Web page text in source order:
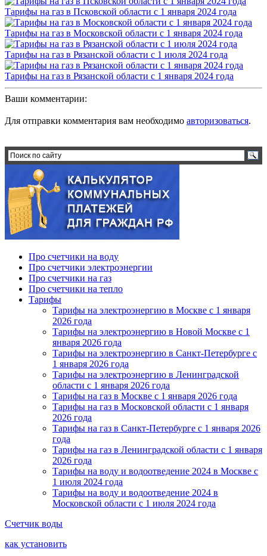
Тарифы на газ в Псковской области с 1 января 2024 года
Тарифы на газ в Московской области с 1 января 2024 года
Тарифы на газ в Рязанской области с 1 июля 2024 года
Тарифы на газ в Рязанской области с 1 января 2024 года
Ваши комментарии:
Для отправки комментария вам необходимо авторизоваться.
Про счетчики на воду
Про счетчики электроэнергии
Про счетчики на газ
Про счетчики на тепло
Тарифы
Тарифы на электроэнергию в Москве с 1 января
2026 года
Тарифы на электроэнергию в Новой Москве с 1
января 2026 года
Тарифы на электроэнергию в Санкт-Петербурге с
1 января 2026 года
Тарифы на электроэнергию в Ленинградской
области с 1 января 2026 года
Тарифы на газ в Москве с 1 января 2026 года
Тарифы на газ в Московской области с 1 января
2026 года
Тарифы на газ в Санкт-Петербурге с 1 января 2026
года
Тарифы на газ в Ленинградской области с 1 января
2026 года
Тарифы на воду и водоотведение 2024 в Москве с
1 июля 2024 года
Тарифы на воду и водоотведение 2024 в
Московской области с 1 июля 2024 года
Счетчик воды
как установить